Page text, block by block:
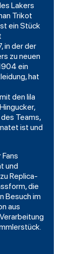
Lakers
Trikot
ein Stück
in der der
zu neuen
ein
hat
den lila
Teams,
ist und
und
Replica-
die
Besuch im
aus